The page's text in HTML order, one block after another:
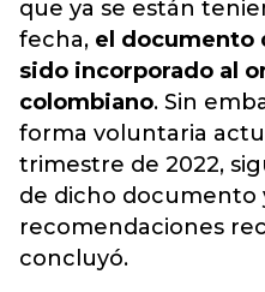
que ya se están
fecha, el documento
sido incorporado al
colombiano. Sin
forma voluntaria
trimestre de 2022,
de dicho documento
recomendaciones
concluyó.